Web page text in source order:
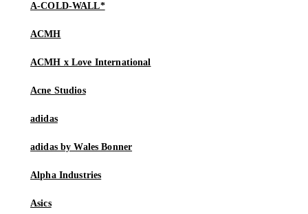
A-COLD-WALL*
ACMH
ACMH x Love International
Acne Studios
adidas
adidas by Wales Bonner
Alpha Industries
Asics